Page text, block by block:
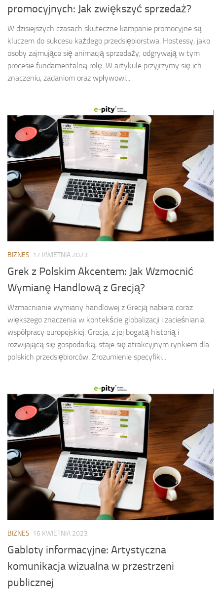
promocyjnych: Jak zwiększyć sprzedaż?
W dzisiejszych czasach skuteczne kampanie promocyjne są
kluczem do sukcesu każdego przedsiębiorstwa. Hostessy, jako
osoby zajmujące się animacją sprzedaży, odgrywają w tym
procesie fundamentalną rolę. W artykule przyjrzymy się ich
znaczeniu, zadaniom oraz wpływowi...
BIZNES 17 KWIETNIA 2023
Grek z Polskim Akcentem: Jak Wzmocnić
Wymianę Handlową z Grecją?
Wzmacnianie wymiany handlowej z Grecją nabiera coraz
większego znaczenia w kontekście globalizacji i zacieśniania
współpracy europejskiej. Grecja, z jej bogatą historią i
rozwijającą się gospodarką, staje się atrakcyjnym rynkiem dla
polskich przedsiębiorców. Zrozumienie specyfiki...
BIZNES 16 KWIETNIA 2023
Gabloty informacyjne: Artystyczna
komunikacja wizualna w przestrzeni
publicznej